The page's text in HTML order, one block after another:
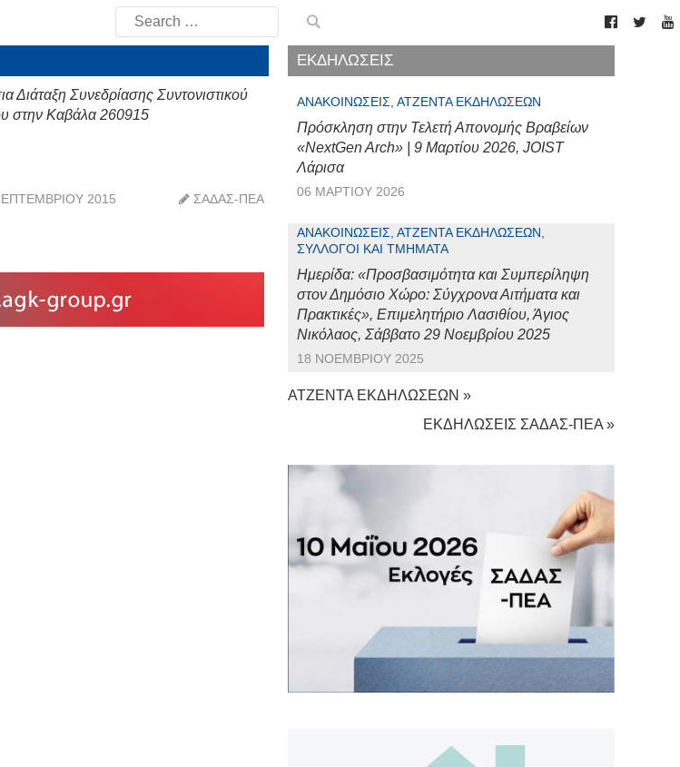
Search
for:
Διάταξη Συνεδρίασης Συντονιστικού
στην Καβάλα 260915
2015 ΣΑΔΑΣ-ΠΕΑ
ΕΚΔΗΛΩΣΕΙΣ
ΑΝΑΚΟΙΝΏΣΕΙΣ, ΑΤΖΈΝΤΑ ΕΚΔΗΛΏΣΕΩΝ
Πρόσκληση στην Τελετή Απονομής Βραβείων
«NextGen Arch» | 9 Μαρτίου 2026, JOIST
Λάρισα
06 ΜΑΡΤΊΟΥ 2026
ΑΝΑΚΟΙΝΏΣΕΙΣ, ΑΤΖΈΝΤΑ ΕΚΔΗΛΏΣΕΩΝ,
ΣΎΛΛΟΓΟΙ ΚΑΙ ΤΜΉΜΑΤΑ
Ημερίδα: «Προσβασιμότητα και Συμπερίληψη
στον Δημόσιο Χώρο: Σύγχρονα Αιτήματα και
Πρακτικές», Επιμελητήριο Λασιθίου, Άγιος
Νικόλαος, Σάββατο 29 Νοεμβρίου 2025
18 ΝΟΕΜΒΡΊΟΥ 2025
ΑΤΖΕΝΤΑ ΕΚΔΗΛΩΣΕΩΝ »
ΕΚΔΗΛΩΣΕΙΣ ΣΑΔΑΣ-ΠΕΑ »